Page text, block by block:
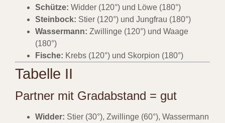
Schütze: Widder (120°) und Löwe (180°)
Steinbock: Stier (120°) und Jungfrau (180°)
Wassermann: Zwillinge (120°) und Waage
(180°)
Fische: Krebs (120°) und Skorpion (180°)
Tabelle II
Partner mit Gradabstand = gut
Widder: Stier (30°), Zwillinge (60°), Wassermann